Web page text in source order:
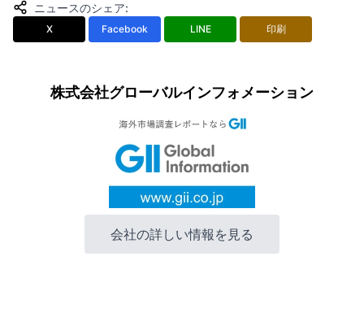
ニュースのシェア:
X Facebook LINE 印刷
株式会社グローバルインフォメーション
会社の詳しい情報を見る